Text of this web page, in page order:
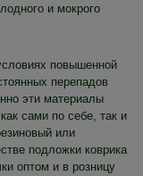
и мокрого
повышенной
перепадов
эти материалы
сами по себе, так и
или
подложки коврика
оптом и в розницу